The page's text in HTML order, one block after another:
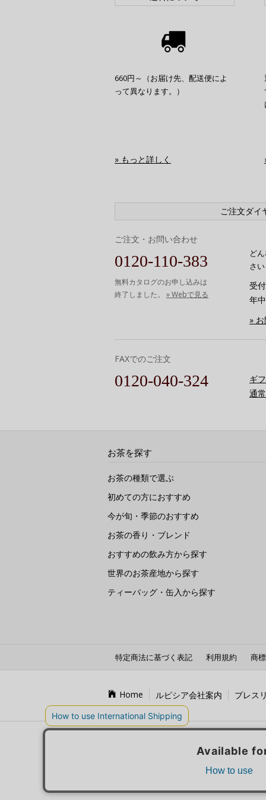
660円～（お届け先、配送便によ
って異なります。）
» もっと詳しく
ご注文ダイ
ご注文・お問い合わせ
0120-110-383
無料カタログのお申し込みは
終了しました。 » Webで見る
ど
さい
受
年
»
FAXでのご注文
0120-040-324 ギ
通
お茶を探す
お茶の種類で選ぶ
初めての方におすすめ
今が旬・季節のおすすめ
お茶の香り・ブレンド
おすすめの飲み方から探す
世界のお茶産地から探す
ティーバッグ・缶入から探す
特定商法に基づく表記 利用規約 商
Home ルピシア会社案内 プレス